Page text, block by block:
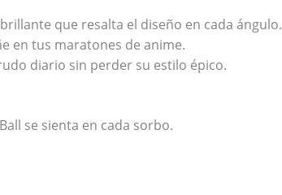
que resalta el diseño en cada ángulo.
en tus maratones de anime.
diario sin perder su estilo épico.
se sienta en cada sorbo.